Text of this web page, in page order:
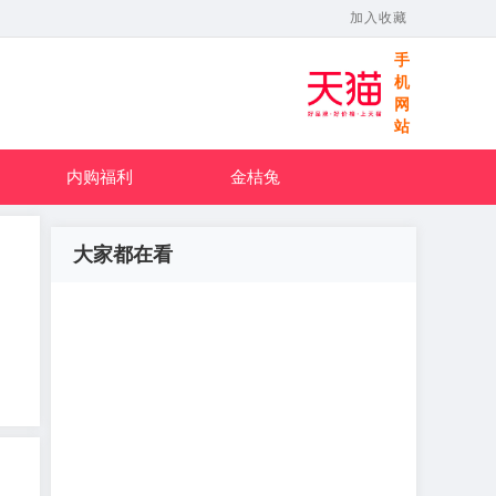
加入收藏
手
机
网
站
内购福利 金桔兔
大家都在看